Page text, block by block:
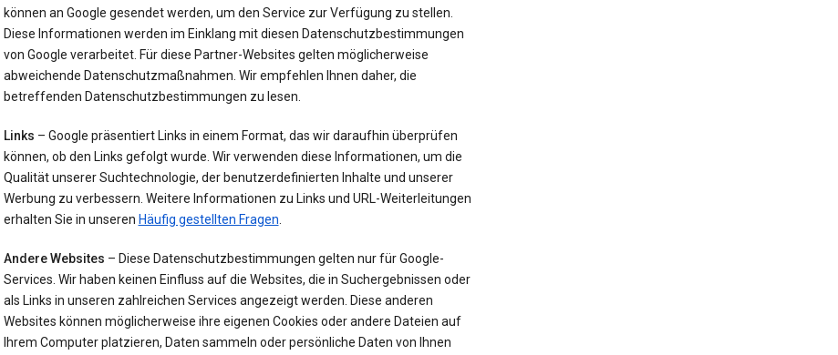
können an Google gesendet werden, um den Service zur Verfügung zu stellen.
Diese Informationen werden im Einklang mit diesen Datenschutzbestimmungen
von Google verarbeitet. Für diese Partner-Websites gelten möglicherweise
abweichende Datenschutzmaßnahmen. Wir empfehlen Ihnen daher, die
betreffenden Datenschutzbestimmungen zu lesen.
Links – Google präsentiert Links in einem Format, das wir daraufhin überprüfen
können, ob den Links gefolgt wurde. Wir verwenden diese Informationen, um die
Qualität unserer Suchtechnologie, der benutzerdefinierten Inhalte und unserer
Werbung zu verbessern. Weitere Informationen zu Links und URL-Weiterleitungen
erhalten Sie in unseren Häufig gestellten Fragen
Andere Websites – Diese Datenschutzbestimmungen gelten nur für Google-
Services. Wir haben keinen Einfluss auf die Websites, die in Suchergebnissen oder
als Links in unseren zahlreichen Services angezeigt werden. Diese anderen
Websites können möglicherweise ihre eigenen Cookies oder andere Dateien auf
Ihrem Computer platzieren, Daten sammeln oder persönliche Daten von Ihnen